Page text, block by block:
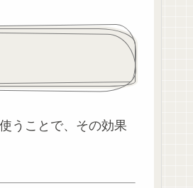
うことで、その効果